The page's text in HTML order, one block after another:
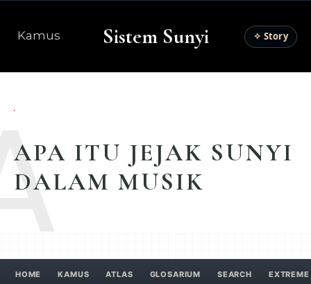
Kamus Sistem Sunyi ✧ Story
APA ITU JEJAK SUNYI
DALAM MUSIK
HOME KAMUS ATLAS GLOSARIUM SEARCH EXTREME